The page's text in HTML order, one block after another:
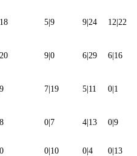
18 5|9 9|24 12|22
20 9|0 6|29 6|16
9 7|19 5|11 0|1
8 0|7 4|13 0|9
0 0|10 0|4 0|13